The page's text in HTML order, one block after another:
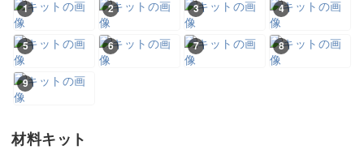
1 2 3 4
5 6 7 8
9
材料キット